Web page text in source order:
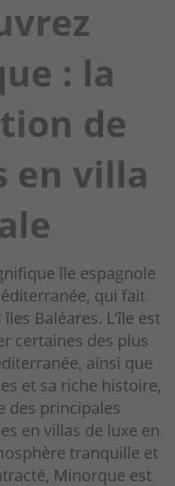
: la
de
en villa
île espagnole
qui fait
Baléares. L'île est
certaines des plus
ainsi que
et sa riche histoire,
des principales
en villas de luxe en
tranquille et
Minorque est